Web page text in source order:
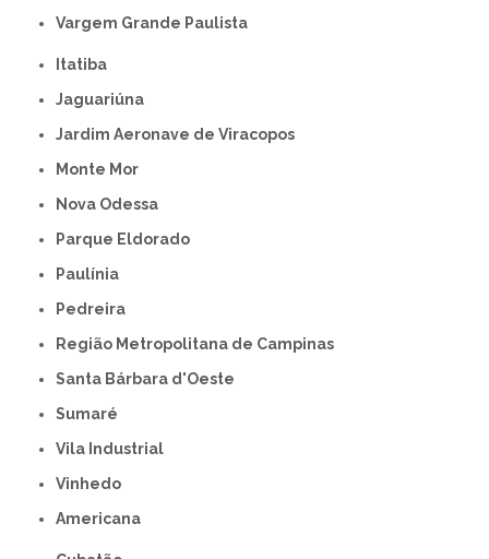
Vargem Grande Paulista
Itatiba
Jaguariúna
Jardim Aeronave de Viracopos
Monte Mor
Nova Odessa
Parque Eldorado
Paulínia
Pedreira
Região Metropolitana de Campinas
Santa Bárbara d'Oeste
Sumaré
Vila Industrial
Vinhedo
americana